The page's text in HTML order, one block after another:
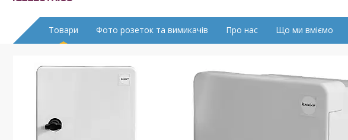
Товари Фото розеток та вимикачів Про нас Що ми вміємо